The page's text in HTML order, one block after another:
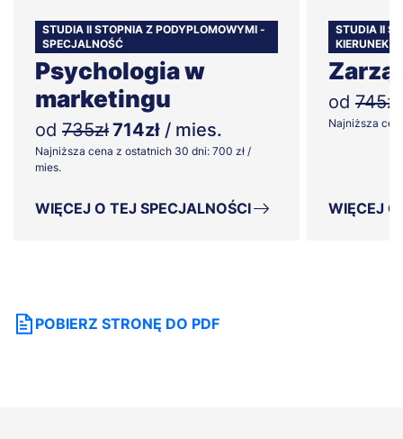
STUDIA II STOPNIA Z PODYPLOMOWYMI -
SPECJALNOŚĆ
Psychologia w
marketingu
od 735zł714zł / mies.
Najniższa cena z ostatnich 30 dni: 700 zł /
mies.
WIĘCEJ O TEJ SPECJALNOŚCI
STUDIA II
KIERUNEK
od 745zł
Najniższa
WIĘCEJ
POBIERZ STRONĘ DO PDF